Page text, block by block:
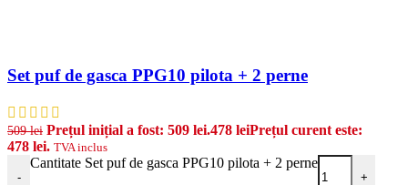
Set puf de gasca PPG10 pilota + 2 perne
509lei Prețul inițial a fost: 509 lei.478 leiPrețul curent este:
478 lei. TVA inclus
-
Cantitate Set puf de gasca PPG10 pilota + 2 perne
+